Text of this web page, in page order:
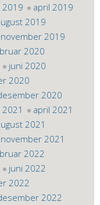
2019
april 2019
2019
november 2019
2020
juni 2020
2020
2020
april 2021
2021
november 2021
2022
juni 2022
2022
2022